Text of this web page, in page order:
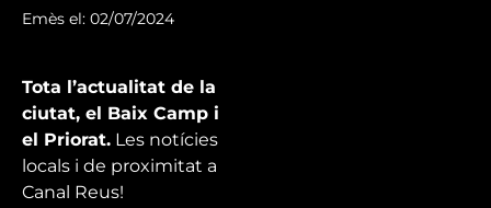
Emès el: 02/07/2024
Tota l’actualitat de la
ciutat, el Baix Camp i
el Priorat. Les notícies
locals i de proximitat a
Canal Reus!